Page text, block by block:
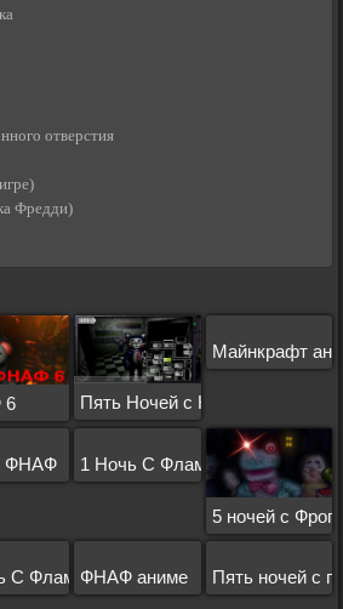
отверстия
Фредди)
6 Пять Ночей с Кэнди
Майнкрафт
ФНАФ 1 Ночь С Флампи
5 ночей с
С Флампи 2ФНАФ аниме Пять ночей с